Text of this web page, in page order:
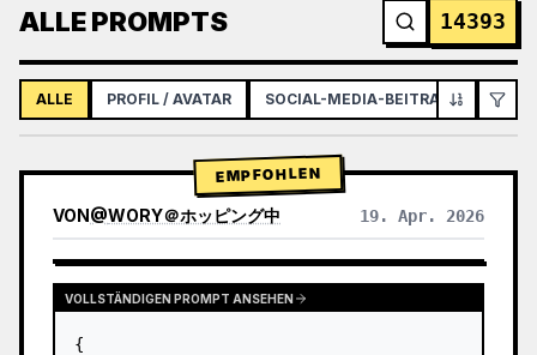
ALLE PROMPTS 14393
ALLE PROFIL / AVATAR SOCIAL-MEDIA-BEITRAG
EMPFOHLEN
VON@WORY＠ホッピング中 19. Apr. 2026
VOLLSTÄNDIGEN PROMPT ANSEHEN
{